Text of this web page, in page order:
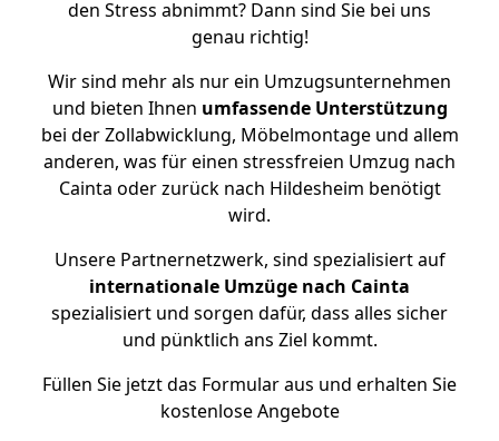
den Stress abnimmt? Dann sind Sie bei uns
genau richtig!
Wir sind mehr als nur ein Umzugsunternehmen
und bieten Ihnen umfassende Unterstützung
bei der Zollabwicklung, Möbelmontage und allem
anderen, was für einen stressfreien Umzug nach
Cainta oder zurück nach Hildesheim benötigt
wird.
Unsere Partnernetzwerk, sind spezialisiert auf
internationale Umzüge nach Cainta
spezialisiert und sorgen dafür, dass alles sicher
und pünktlich ans Ziel kommt.
Füllen Sie jetzt das Formular aus und erhalten Sie
kostenlose Angebote